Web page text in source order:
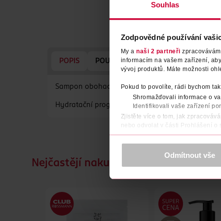
Souhlas
Zodpovědné používání
My a naši 2 partneři
informacím na vašem zařízení,
vývoj produktů. Máte možnosti
Pokud to povolíte, rádi bychom
Shromažďovali informace o
Identifikovali vaše zařízení
Zjistěte více o tom, jak
nebo odvolat v části Prohlášení o
K provozu stránek, personalizaci
prohlášení o
Děkujeme za pochopení. >více o
Odmítnout vše
POPIS POUŽITÍ SLOŽENÍ
Šampon obohacený o kyselinu hyaluronovou
Hydratační program Fructis spojuje výtažky ze
Nejčastějí nakupované společně